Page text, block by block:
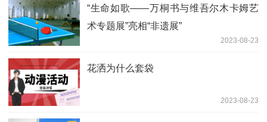
“生命如歌——万桐书与维吾尔木卡姆艺
术专题展”亮相“非遗展”
2023-08-23
花洒为什么套袋
2023-08-23